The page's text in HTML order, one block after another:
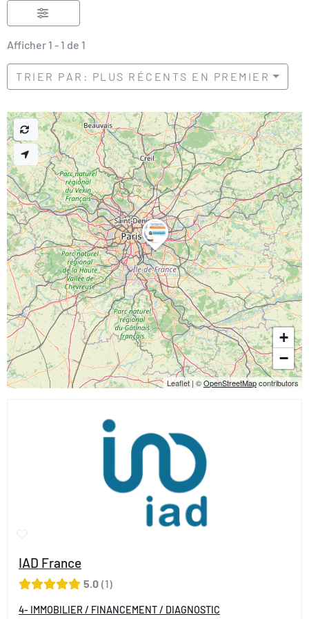
Afficher 1 - 1 de 1
TRIER PAR: PLUS RÉCENTS EN PREMIER
IAD France
5.0 1
4- IMMOBILIER / FINANCEMENT / DIAGNOSTIC
+
−
Leaflet | ©OpenStreetMapcontributors